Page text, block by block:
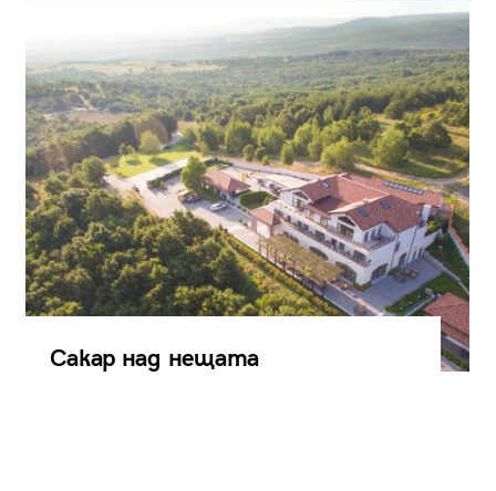
Сакар над нещата